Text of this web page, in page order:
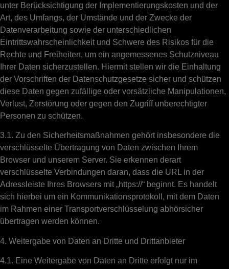
unter Berücksichtigung der Implementierungskosten und der
Art, des Umfangs, der Umstände und der Zwecke der
Datenverarbeitung sowie der unterschiedlichen
Eintrittswahrscheinlichkeit und Schwere des Risikos für die
Rechte und Freiheiten, um ein angemessenes Schutzniveau
Ihrer Daten sicherzustellen. Hiermit stellen wir die Einhaltung
der Vorschriften der Datenschutzgesetze sicher und schützen
diese Daten gegen zufällige oder vorsätzliche Manipulationen,
Verlust, Zerstörung oder gegen den Zugriff unberechtigter
Personen zu schützen.
3.1. Zu den Sicherheitsmaßnahmen gehört insbesondere die
verschlüsselte Übertragung von Daten zwischen Ihrem
Browser und unserem Server. Sie erkennen derart
verschlüsselte Verbindungen daran, dass die URL in der
Adressleiste Ihres Browsers mit „https://“ beginnt. Es handelt
sich hierbei um ein Kommunikationsprotokoll, mit dem Daten
im Rahmen einer Transportverschlüsselung abhörsicher
übertragen werden können.
4. Weitergabe von Daten an Dritte und Drittanbieter
4.1. Eine Weitergabe von Daten an Dritte erfolgt nur im